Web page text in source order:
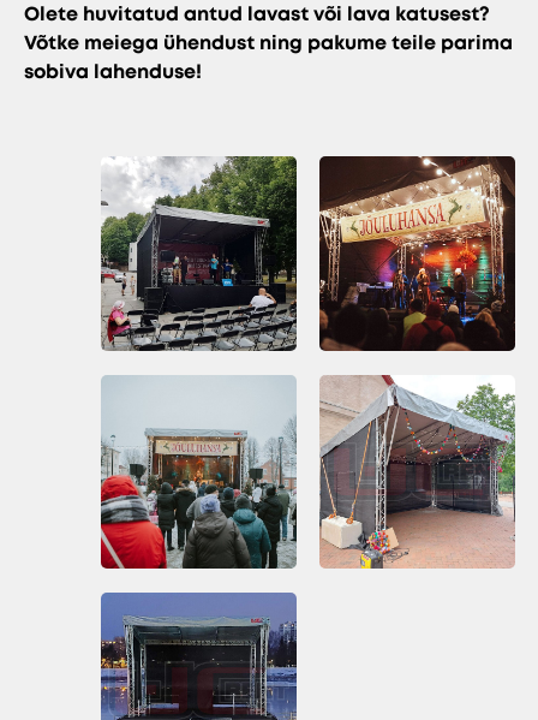
Olete huvitatud antud lavast või lava katusest?
Võtke meiega ühendust ning pakume teile parima
sobiva lahenduse!